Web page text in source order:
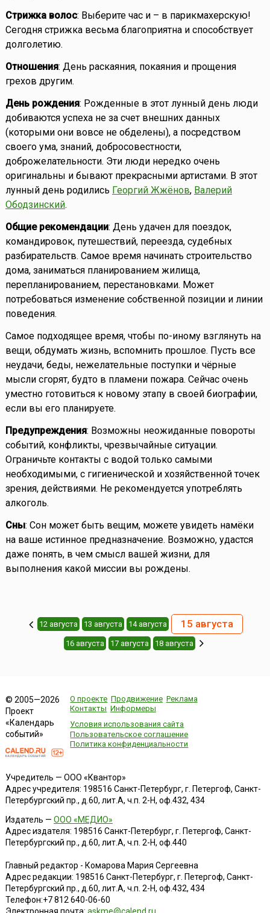
Стрижка волос: Выберите час и – в парикмахерскую!
Сегодня стрижка весьма благоприятна и способствует
долголетию.
Отношения: День раскаяния, покаяния и прощения
грехов другим.
День рождения: Рожденные в этот лунный день люди
добиваются успеха не за счет внешних данных
(которыми они вовсе не обделены), а посредством
своего ума, знаний, добросовестности,
доброжелательности. Эти люди нередко очень
оригинальны и бывают прекрасными артистами. В этот
лунный день родились Георгий Жжёнов, Валерий
Ободзинский.
Общие рекомендации: День удачен для поездок,
командировок, путешествий, переезда, судебных
разбирательств. Самое время начинать строительство
дома, заниматься планированием жилища,
перепланированием, перестановками. Может
потребоваться изменение собственной позиции и линии
поведения.
Самое подходящее время, чтобы по-иному взглянуть на
вещи, обдумать жизнь, вспомнить прошлое. Пусть все
неудачи, беды, нежелательные поступки и чёрные
мысли сгорят, будто в пламени пожара. Сейчас очень
уместно готовиться к новому этапу в своей биографии,
если вы его планируете.
Предупреждения: Возможны неожиданные повороты
событий, конфликты, чрезвычайные ситуации.
Ограничьте контакты с водой только самыми
необходимыми, с гигиенической и хозяйственной точек
зрения, действиями. Не рекомендуется употреблять
алкоголь.
Сны: Сон может быть вещим, можете увидеть намёки
на ваше истинное предназначение. Возможно, удастся
даже понять, в чем смысл вашей жизни, для
выполнения какой миссии вы рождены.
12 августа 13 августа 14 августа 15 августа
16 августа 17 августа 18 августа
© 2005—2026
Проект
«Календарь
событий»
О проекте Продвижение Реклама
Контакты Информеры
Условия использования сайта
Пользовательское соглашение
Политика конфиденциальности
Учредитель — ООО «Квантор»
Адрес учредителя: 198516 Санкт-Петербург, г. Петергоф, Санкт-
Петербургский пр., д.60, лит.А, ч.п. 2-Н, оф.432, 434
Издатель — ООО «МЕДИО»
Адрес издателя: 198516 Санкт-Петербург, г. Петергоф, Санкт-
Петербургский пр., д.60, лит.А, ч.п. 2-Н, оф.440
Главный редактор - Комарова Мария Сергеевна
Адрес редакции: 198516 Санкт-Петербург, г. Петергоф, Санкт-
Петербургский пр., д.60, лит.А, ч.п. 2-Н, оф.432, 434
Телефон:+7 812 640-06-60
Электронная почта: askme@calend.ru